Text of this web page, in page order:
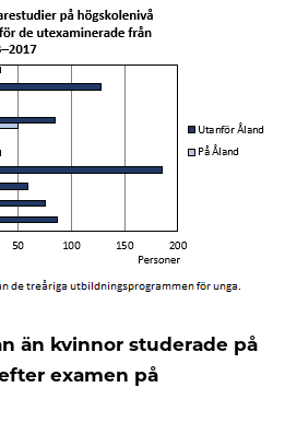
än kvinnor studerade på
examen på